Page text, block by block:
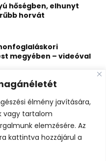
élmény javítására,
vagy tartalom
elemzésére. Az
kattintva hozzájárul a
hőségben, elhunyt
horvát
megyében – videóval
Ozora fesztiválon
pedig megragad
kori templom